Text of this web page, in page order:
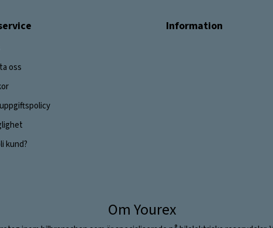
oss
kund?
Information
Om Yourex